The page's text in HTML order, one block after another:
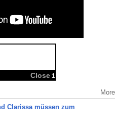
Close 1
More
Clarissa müssen zum